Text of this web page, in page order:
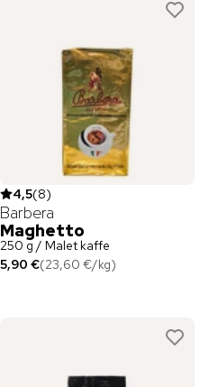
4,5(8)
Barbera
Maghetto
250 g / Malet kaffe
5,90 €(23,60 €/kg)